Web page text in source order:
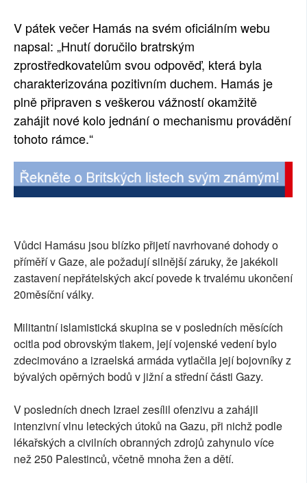
V pátek večer Hamás na svém oficiálním webu
napsal: „Hnutí doručilo bratrským
zprostředkovatelům svou odpověď, která byla
charakterizována pozitivním duchem. Hamás je
plně připraven s veškerou vážností okamžitě
zahájit nové kolo jednání o mechanismu provádění
tohoto rámce.“
Vůdci Hamásu jsou blízko přijetí navrhované dohody o
příměří v Gaze, ale požadují silnější záruky, že jakékoli
zastavení nepřátelských akcí povede k trvalému ukončení
20měsíční války.
Militantní islamistická skupina se v posledních měsících
ocitla pod obrovským tlakem, její vojenské vedení bylo
zdecimováno a izraelská armáda vytlačila její bojovníky z
bývalých opěrných bodů v jižní a střední části Gazy.
V posledních dnech Izrael zesílil ofenzivu a zahájil
intenzivní vlnu leteckých útoků na Gazu, při nichž podle
lékařských a civilních obranných zdrojů zahynulo více
než 250 Palestinců, včetně mnoha žen a dětí.